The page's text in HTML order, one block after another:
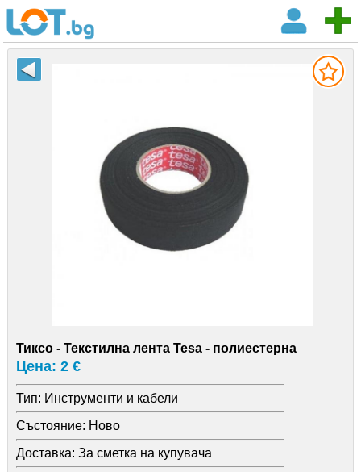
Тиксо - Текстилна лента Tesa - полиестерна
Цена: 2 €
Тип: Инструменти и кабели
Състояние: Ново
Доставка: За сметка на купувача